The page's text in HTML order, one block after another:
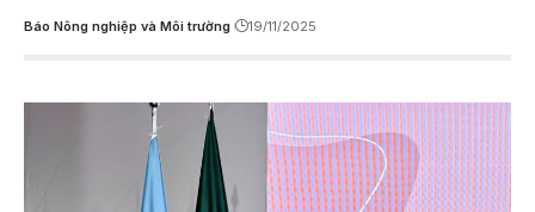
Báo Nông nghiệp và Môi trường 19/11/2025